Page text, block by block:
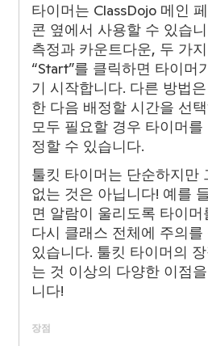
타이머는 ClassDojo 메인
콘 옆에서 사용할 수 있습
측정과 카운트다운, 두 가
“Start”를 클릭하면 타이머
기 시작합니다. 다른 방법
한 다음 배정할 시간을 선
모두 필요할 경우 타이머
정할 수 있습니다.
툴킷 타이머는 단순하지만
없는 것은 아닙니다! 예를
면 알람이 울리도록 타이
다시 클래스 전체에 주의
있습니다. 툴킷 타이머의
는 것 이상의 다양한 이점
니다!
장점